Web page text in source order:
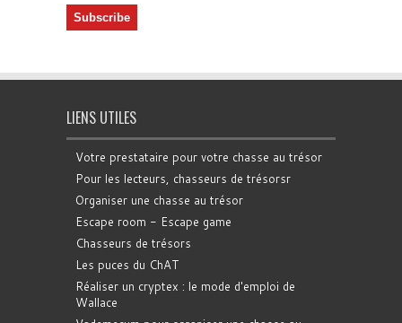
LIENS UTILES
Votre prestataire pour votre chasse au trésor
Pour les lecteurs, chasseurs de trésorsr
Organiser une chasse au trésor
Escape room - Escape game
Chasseurs de trésors
Les puces du ChAT
Réaliser un cryptex : le mode d'emploi de
Wallace